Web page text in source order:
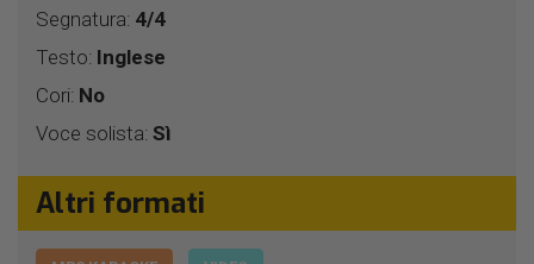
Segnatura: 4/4
Testo: Inglese
Cori: No
Voce solista: Sì
Altri formati